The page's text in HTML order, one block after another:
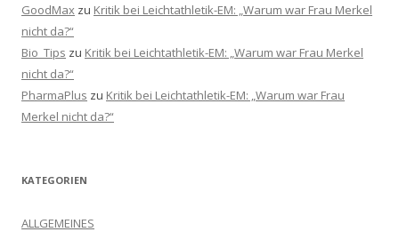
GoodMax zu Kritik bei Leichtathletik-EM: „Warum war Frau Merkel
nicht da?“
Bio_Tips zu Kritik bei Leichtathletik-EM: „Warum war Frau Merkel
nicht da?“
PharmaPlus zu Kritik bei Leichtathletik-EM: „Warum war Frau
Merkel nicht da?“
KATEGORIEN
ALLGEMEINES